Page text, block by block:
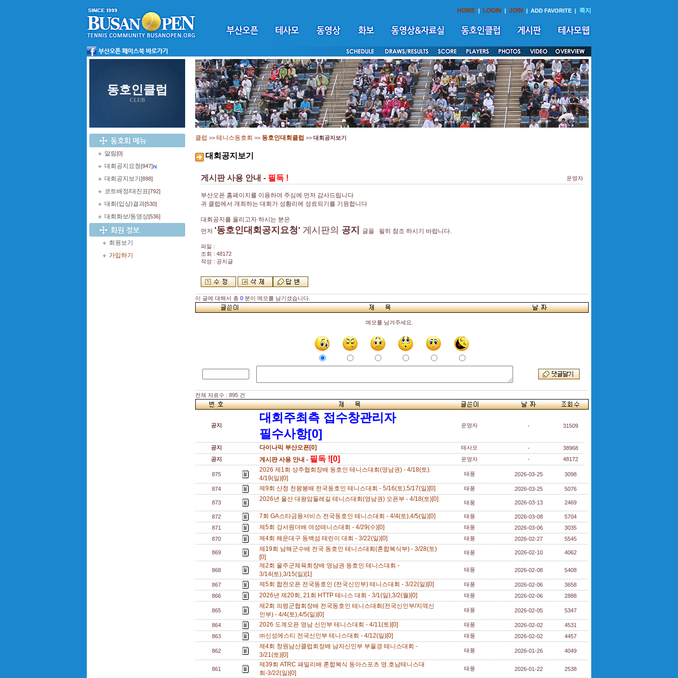
HOME | LOGIN | JOIN | ADD FAVORITE | 쪽지
동호인클럽
CLUB
알림[0]
대회공지요청[947]
대회공지보기 [898]
코트배정/대진표[792]
대회(입상)결과[530]
대회화보/동영상[536]
회원보기
가입하기
클럽 >> 테니스동호회 >> 동호인대회클럽 >> 대회공지보기
대회공지보기
게시판 사용 안내 - 필독 ! 운영자
부산오픈 홈페이지를 이용하여 주심에 먼저 감사드립니다
귀 클럽에서 개최하는 대회가 성황리에 성료되기를 기원합니다
대회공지를 올리고자 하시는 분은
먼저 '동호인대회공지요청' 게시판의 공지 글을 필히 참조 하시기 바랍니다.
파일 :
조회 : 48172
작성 : 공지글
이 글에 대해서 총 0 분이 메모를 남기셨습니다.
메모를 남겨주세요.
전체 자료수 : 895 건
공지
대회주최측 접수창관리자
필수사항[0]
운영자 - 31509
공지 다이나믹 부산오픈[0] 테사모 -
38968
공지
게시판 사용 안내 - 필독 ![0] 운영자 - 48172
875
2026 제1회 상주협회장배 동호인 테니스대회(영남권) - 4/18(토).
4/19(일)[0]
태풍 2026-03-25 3098
874 제9회 산청 천왕봉배 전국동호인 테니스대회 - 5/16(토),5/17(일)[0] 태풍 2026-03-25 5076
873 2026년 울산 대왕암둘레길 테니스대회(영남권) 오픈부 - 4/18(토)[0] 태풍 2026-03-13 2469
872 7회 GA스타금융서비스 전국동호인 테니스대회 - 4/4(토),4/5(일)[0] 태풍 2026-03-08
5704
871
제5회 강서원더배 여성테니스대회 - 4/29(수)[0] 태풍 2026-03-06
3035
870
제4회 해운대구 동백섬 테린이 대회 - 3/22(일)[0] 태풍 2026-02-27 5545
869
제19회 남해군수배 전국 동호인 테니스대회(혼합복식부) - 3/28(토)
[0]
태풍 2026-02-10 4062
868
제2회 울주군체육회장배 영남권 동호인 테니스대회 -
3/14(토),3/15(일)[1]
태풍 2026-02-08 5408
867 제5회 합천오픈 전국동호인 (전국신인부) 테니스대회 - 3/22(일)[0] 태풍 2026-02-06
3658
866
2026년 제20회, 21회 HTTP 테니스 대회 - 3/1(일),3/2(월)[0] 태풍 2026-02-06 2888
865
제2회 의령군협회장배 전국동호인 테니스대회(전국신인부/지역신
인부) - 4/4(토),4/5(일)[0]
태풍 2026-02-05 5347
864 2026 도계오픈 영남 신인부 테니스대회 - 4/11(토)[0] 태풍 2026-02-02
4531
863
㈜신성에스티 전국신인부 테니스대회 - 4/12(일)[0] 태풍 2026-02-02 4457
862
제4회 창원남산클럽회장배 남자신인부 부울경 테니스대회 -
3/21(토)[0]
태풍 2026-01-26 4049
861
제39회 ATRC 패밀리배 혼합복식 동아스포츠 영.호남테니스대
회-3/22(일)[0]
태풍 2026-01-22 2538